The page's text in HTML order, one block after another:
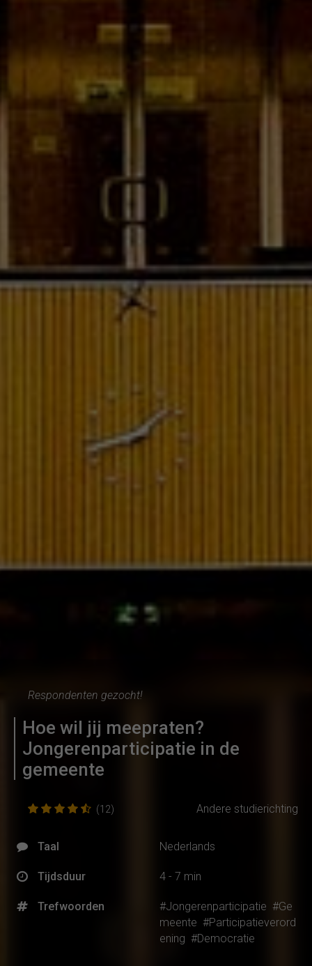
Respondenten gezocht!
Hoe wil jij meepraten?
Jongerenparticipatie in de
gemeente
(12) Andere studierichting
Taal Nederlands
Tijdsduur 4 - 7 min
Trefwoorden #Jongerenparticipatie #Ge
meente #Participatieverord
ening #Democratie